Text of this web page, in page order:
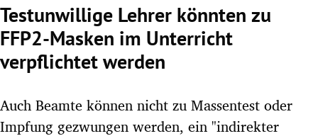
Testunwillige Lehrer könnten zu
FFP2-Masken im Unterricht
verpflichtet werden
Auch Beamte können nicht zu Massentest oder
Impfung gezwungen werden, ein "indirekter